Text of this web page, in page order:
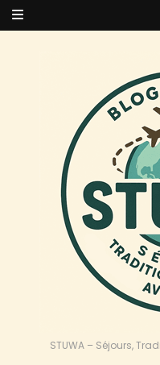
STUWA – Séjours,